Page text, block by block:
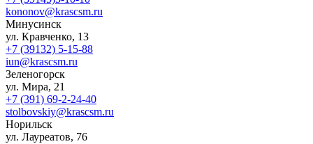
kononov@krascsm.ru
Минусинск
ул. Кравченко, 13
+7 (39132) 5-15-88
iun@krascsm.ru
Зеленогорск
ул. Мира, 21
+7 (391) 69-2-24-40
stolbovskiy@krascsm.ru
Норильск
ул. Лауреатов, 76